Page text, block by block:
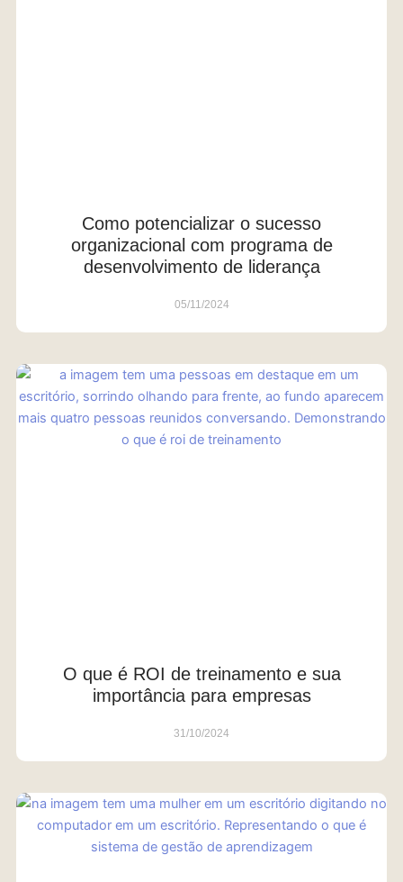
Como potencializar o sucesso
organizacional com programa de
desenvolvimento de liderança
05/11/2024
O que é ROI de treinamento e sua
importância para empresas
31/10/2024